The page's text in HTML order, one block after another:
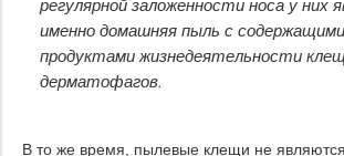
регулярной заложенности носа у них
именно домашняя пыль с
продуктами жизнедеятельности
дерматофагов.
В то же время, пылевые клещи не